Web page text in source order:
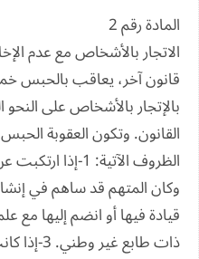
المادة رقم 2
الاتجار بالأشخاص مع عدم
قانون آخر، يعاقب بالحبس
القانون. وتكون العقوبة
الظروف الآتية:
وكان المتهم قد ساهم في
ذات طابع